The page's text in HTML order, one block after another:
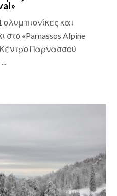
και
στο «Parnassos Alpine
Κέντρο Παρνασσού